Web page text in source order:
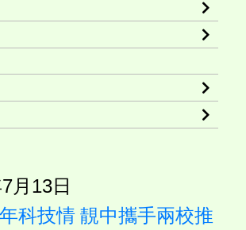
月13日
科技情 靚中攜手兩校推